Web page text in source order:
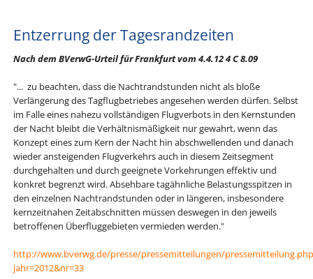
Entzerrung der Tagesrandzeiten
Nach dem BVerwG-Urteil für Frankfurt vom 4.4.12 4 C 8.09
"... zu beachten, dass die Nachtrandstunden nicht als bloße
Verlängerung des Tagflugbetriebes angesehen werden dürfen. Selbst
im Falle eines nahezu vollständigen Flugverbots in den Kernstunden
der Nacht bleibt die Verhältnismäßigkeit nur gewahrt, wenn das
Konzept eines zum Kern der Nacht hin abschwellenden und danach
wieder ansteigenden Flugverkehrs auch in diesem Zeitsegment
durchgehalten und durch geeignete Vorkehrungen effektiv und
konkret begrenzt wird. Absehbare tagähnliche Belastungsspitzen in
den einzelnen Nachtrandstunden oder in längeren, insbesondere
kernzeitnahen Zeitabschnitten müssen deswegen in den jeweils
betroffenen Überfluggebieten vermieden werden."
http://www.bverwg.de/presse/pressemitteilungen/
jahr=2012&nr=33